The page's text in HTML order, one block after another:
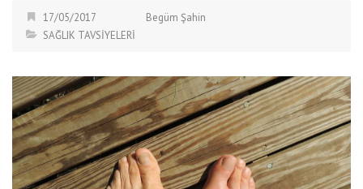
17/05/2017
Begüm Şahin
SAĞLIK TAVSİYELERİ